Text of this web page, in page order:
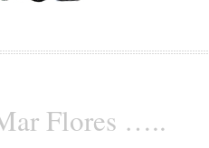
Flores …..